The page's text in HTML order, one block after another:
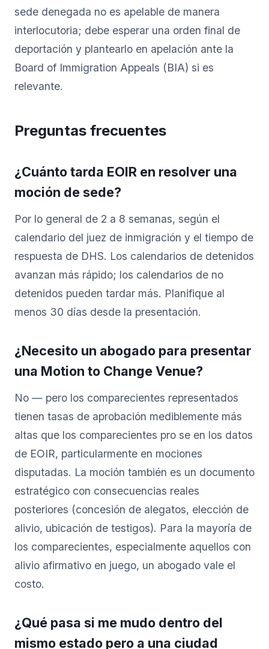
sede denegada no es apelable de manera
interlocutoria; debe esperar una orden final de
deportación y plantearlo en apelación ante la
Board of Immigration Appeals (BIA) si es
relevante.
Preguntas frecuentes
¿Cuánto tarda EOIR en resolver una
moción de sede?
Por lo general de 2 a 8 semanas, según el
calendario del juez de inmigración y el tiempo de
respuesta de DHS. Los calendarios de detenidos
avanzan más rápido; los calendarios de no
detenidos pueden tardar más. Planifique al
menos 30 días desde la presentación.
¿Necesito un abogado para presentar
una Motion to Change Venue?
No — pero los comparecientes representados
tienen tasas de aprobación mediblemente más
altas que los comparecientes pro se en los datos
de EOIR, particularmente en mociones
disputadas. La moción también es un documento
estratégico con consecuencias reales
posteriores (concesión de alegatos, elección de
alivio, ubicación de testigos). Para la mayoría de
los comparecientes, especialmente aquellos con
alivio afirmativo en juego, un abogado vale el
costo.
¿Qué pasa si me mudo dentro del
mismo estado pero a una ciudad